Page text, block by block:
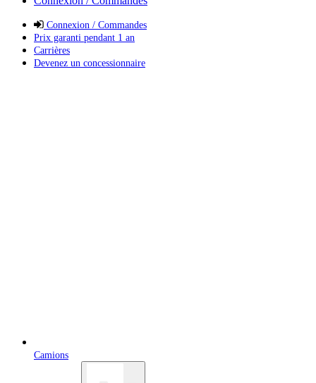
Connexion / Commandes
Prix garanti pendant 1 an
Carrières
Devenez un concessionnaire
Camions